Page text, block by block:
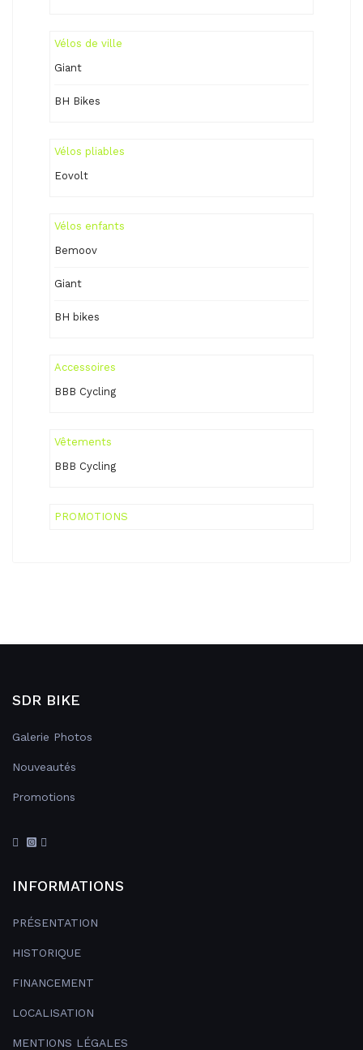
Vélos de ville
Giant
BH Bikes
Vélos pliables
Eovolt
Vélos enfants
Bemoov
Giant
BH bikes
Accessoires
BBB Cycling
Vêtements
BBB Cycling
PROMOTIONS
SDR BIKE
Galerie Photos
Nouveautés
Promotions
INFORMATIONS
PRÉSENTATION
HISTORIQUE
FINANCEMENT
LOCALISATION
MENTIONS LÉGALES